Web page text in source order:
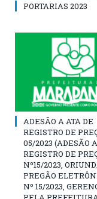
PORTARIAS 2023
ADESÃO A ATA DE
REGISTRO DE
05/2023 (ADESÃO
REGISTRO DE
Nº15/2023,
PREGÃO
Nº 15/2023,